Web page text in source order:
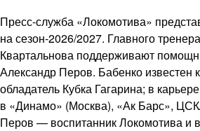
Пресс-служба «Локомотива»
на сезон-2026/2027. Главного
Квартальнова поддерживают
Александр Перов. Бабенко известен
обладатель Кубка Гагарина; в
в «Динамо» (Москва), «Ак Барс»,
Перов — воспитанник Локомотива и